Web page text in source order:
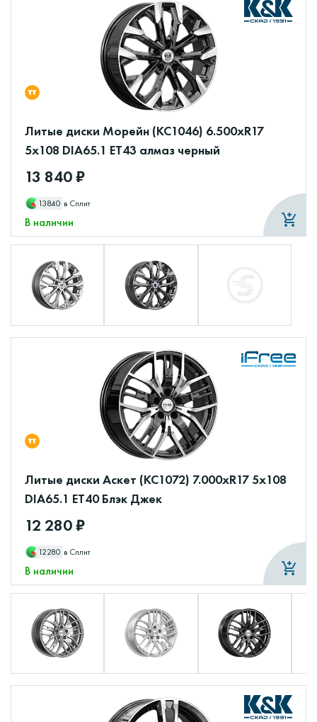
Литые диски Морейн (КС1046) 6.500xR17
5x108 DIA65.1 ET43 алмаз черный
13 840 ₽
13840 в Сплит
В наличии
Литые диски Аскет (КС1072) 7.000xR17 5x108
DIA65.1 ET40 Блэк Джек
12 280 ₽
12280 в Сплит
В наличии